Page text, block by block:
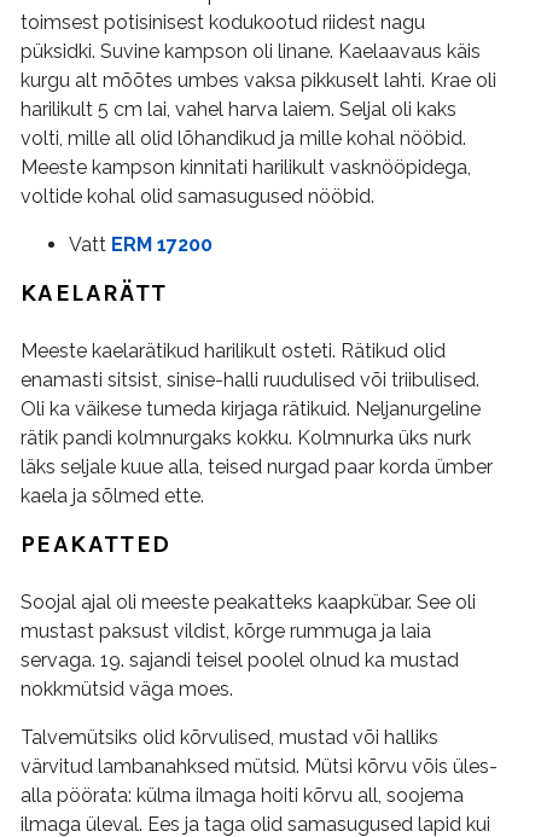
toimsest potisinisest kodukootud riidest nagu
püksidki. Suvine kampson oli linane. Kaelaavaus käis
kurgu alt mõõtes umbes vaksa pikkuselt lahti. Krae oli
harilikult 5 cm lai, vahel harva laiem. Seljal oli kaks
volti, mille all olid lõhandikud ja mille kohal nööbid.
Meeste kampson kinnitati harilikult vasknööpidega,
voltide kohal olid samasugused nööbid.
Vatt ERM 17200
KAELARÄTT
Meeste kaelarätikud harilikult osteti. Rätikud olid
enamasti sitsist, sinise-halli ruudulised või triibulised.
Oli ka väikese tumeda kirjaga rätikuid. Neljanurgeline
rätik pandi kolmnurgaks kokku. Kolmnurka üks nurk
läks seljale kuue alla, teised nurgad paar korda ümber
kaela ja sõlmed ette.
PEAKATTED
Soojal ajal oli meeste peakatteks kaapkübar. See oli
mustast paksust vildist, kõrge rummuga ja laia
servaga. 19. sajandi teisel poolel olnud ka mustad
nokkmütsid väga moes.
Talvemütsiks olid kõrvulised, mustad või halliks
värvitud lambanahksed mütsid. Mütsi kõrvu võis üles-
alla pöörata: külma ilmaga hoiti kõrvu all, soojema
ilmaga üleval. Ees ja taga olid samasugused lapid kui